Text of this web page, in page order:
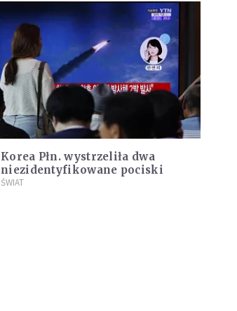
Korea Płn. wystrzeliła dwa
niezidentyfikowane pociski
ŚWIAT